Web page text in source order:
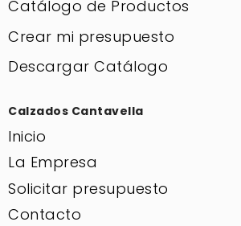
Catálogo de Productos
Crear mi presupuesto
Descargar Catálogo
Calzados Cantavella
Inicio
La Empresa
Solicitar presupuesto
Contacto